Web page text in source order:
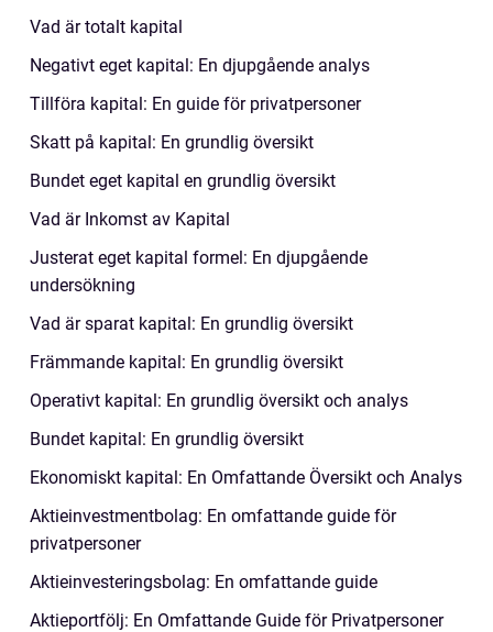
Vad är totalt kapital
Negativt eget kapital: En djupgående analys
Tillföra kapital: En guide för privatpersoner
Skatt på kapital: En grundlig översikt
Bundet eget kapital en grundlig översikt
Vad är Inkomst av Kapital
Justerat eget kapital formel: En djupgående
undersökning
Vad är sparat kapital: En grundlig översikt
Främmande kapital: En grundlig översikt
Operativt kapital: En grundlig översikt och analys
Bundet kapital: En grundlig översikt
Ekonomiskt kapital: En Omfattande Översikt och Analys
Aktieinvestmentbolag: En omfattande guide för
privatpersoner
Aktieinvesteringsbolag: En omfattande guide
Aktieportfölj: En Omfattande Guide för Privatpersoner